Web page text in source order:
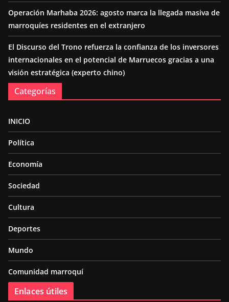
Operación Marhaba 2026: agosto marca la llegada masiva de
marroquíes residentes en el extranjero
El Discurso del Trono refuerza la confianza de los inversores
internacionales en el potencial de Marruecos gracias a una
visión estratégica (experto chino)
Categorías
INICIO
Política
Economía
Sociedad
Cultura
Deportes
Mundo
Comunidad marroquí
Enlaces útiles